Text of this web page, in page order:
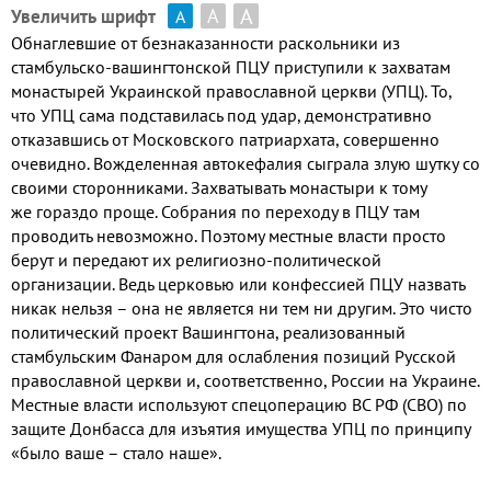
Увеличить шрифт А А А
Обнаглевшие от безнаказанности раскольники из
стамбульско-вашингтонской ПЦУ приступили к захватам
монастырей Украинской православной церкви (УПЦ). То,
что УПЦ сама подставилась под удар, демонстративно
отказавшись от Московского патриархата, совершенно
очевидно. Вожделенная автокефалия сыграла злую шутку со
своими сторонниками. Захватывать монастыри к тому
же гораздо проще. Собрания по переходу в ПЦУ там
проводить невозможно. Поэтому местные власти просто
берут и передают их религиозно-политической
организации. Ведь церковью или конфессией ПЦУ назвать
никак нельзя – она не является ни тем ни другим. Это чисто
политический проект Вашингтона, реализованный
стамбульским Фанаром для ослабления позиций Русской
православной церкви и, соответственно, России на Украине.
Местные власти используют спецоперацию ВС РФ (СВО) по
защите Донбасса для изъятия имущества УПЦ по принципу
«было ваше – стало наше».